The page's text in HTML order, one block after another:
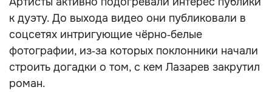
к дуэту. До выхода видео они публиковали в
соцсетях интригующие чёрно‑белые
фотографии, из‑за которых поклонники начали
строить догадки о том, с кем Лазарев закрутил
роман.